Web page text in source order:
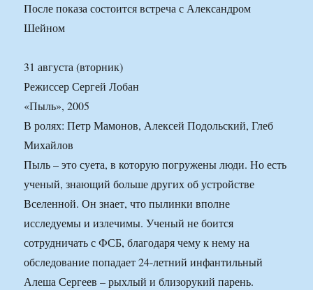
После показа состоится встреча с Александром
Шейном
31 августа (вторник)
Режиссер Сергей Лобан
«Пыль», 2005
В ролях: Петр Мамонов, Алексей Подольский, Глеб
Михайлов
Пыль – это суета, в которую погружены люди. Но есть
ученый, знающий больше других об устройстве
Вселенной. Он знает, что пылинки вполне
исследуемы и излечимы. Ученый не боится
сотрудничать с ФСБ, благодаря чему к нему на
обследование попадает 24-летний инфантильный
Алеша Сергеев – рыхлый и близорукий парень.